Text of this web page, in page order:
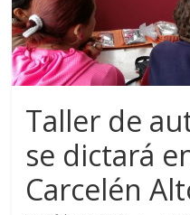
Taller de
se dictará
Carcelén